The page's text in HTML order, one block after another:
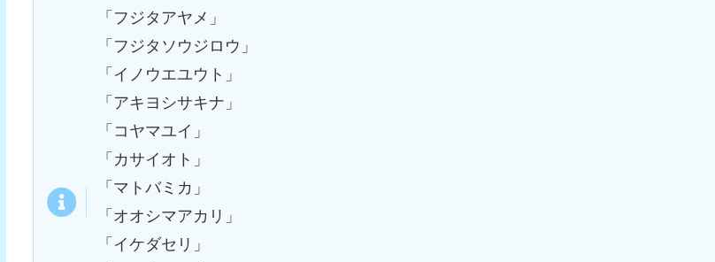
「フジタアヤメ」
「フジタソウジロウ」
「イノウエユウト」
「アキヨシサキナ」
「コヤマユイ」
「カサイオト」
「マトバミカ」
「オオシマアカリ」
「イケダセリ」